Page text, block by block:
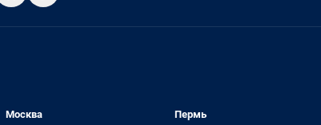
Москва
Пермь